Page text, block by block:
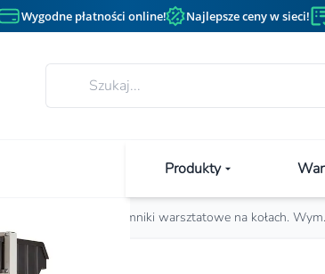
Wygodne płatności online! Najlepsze ceny w sieci!
Produkty
Regał na pojemniki warsztatowe na kołach.